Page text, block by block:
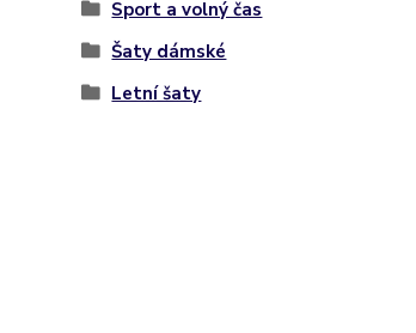
Sport a volný čas
Šaty dámské
Letní šaty